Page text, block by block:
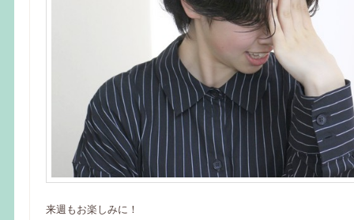
来週もお楽しみに！